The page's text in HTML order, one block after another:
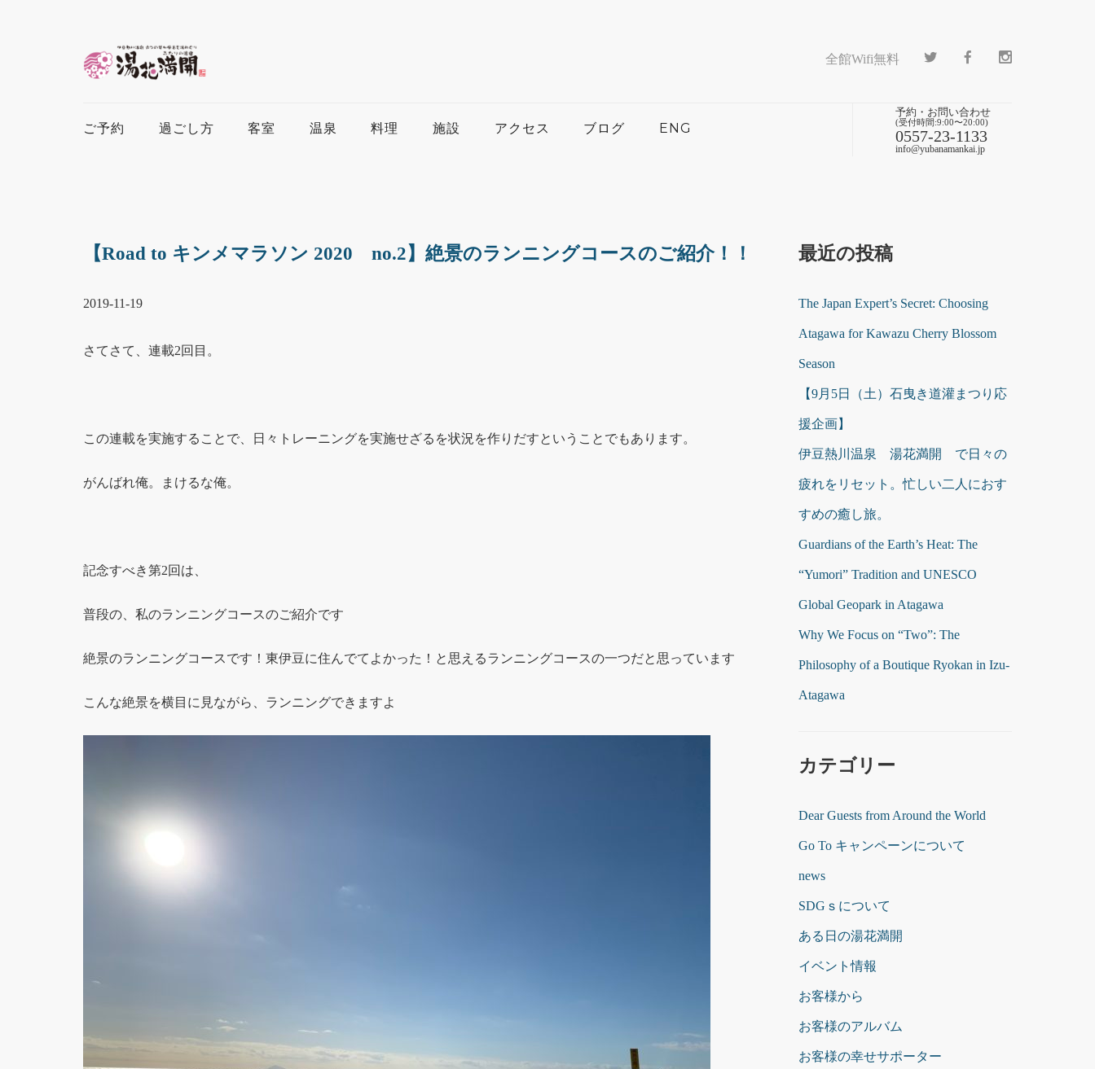
全館Wifi無料
ご予約 過ごし方 客室 温泉 料理 施設 アクセス ブログ ENG
予約・お問い合わせ
(受付時間:9:00〜20:00)
0557-23-1133
info@yubanamankai.jp
【Road to キンメマラソン 2020 no.2】絶景のランニングコースのご紹介！！
2019-11-19
さてさて、連載2回目。
この連載を実施することで、日々トレーニングを実施せざるを状況を作りだすということでもあります。
がんばれ俺。まけるな俺。
記念すべき第2回は、
普段の、私のランニングコースのご紹介です
絶景のランニングコースです！東伊豆に住んでてよかった！と思えるランニングコースの一つだと思っています
こんな絶景を横目に見ながら、ランニングできますよ
最近の投稿
The Japan Expert’s Secret: Choosing
Atagawa for Kawazu Cherry Blossom
Season
【9月5日（土）石曳き道灌まつり応
援企画】
伊豆熱川温泉 湯花満開 で日々の
疲れをリセット。忙しい二人におす
すめの癒し旅。
Guardians of the Earth’s Heat: The
“Yumori” Tradition and UNESCO
Global Geopark in Atagawa
Why We Focus on “Two”: The
Philosophy of a Boutique Ryokan in Izu-
Atagawa
カテゴリー
Dear Guests from Around the World
Go To キャンペーンについて
news
SDGｓについて
ある日の湯花満開
イベント情報
お客様から
お客様のアルバム
お客様の幸せサポーター